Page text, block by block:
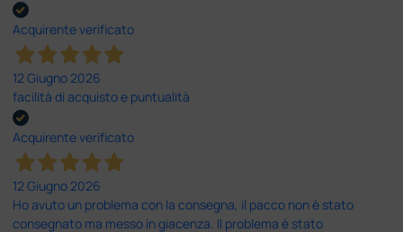
Acquirente verificato
12 Giugno 2026
facilità di acquisto e puntualità
Acquirente verificato
12 Giugno 2026
Ho avuto un problema con la consegna, il pacco non è stato
consegnato ma messo in giacenza. Il problema è stato